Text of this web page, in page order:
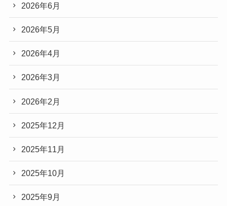
2026年6月
2026年5月
2026年4月
2026年3月
2026年2月
2025年12月
2025年11月
2025年10月
2025年9月